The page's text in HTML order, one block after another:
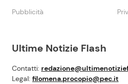
Ultime Notizie Flash
Contatti:
Legal: filomena.procopio@pec.it
Pubblicità